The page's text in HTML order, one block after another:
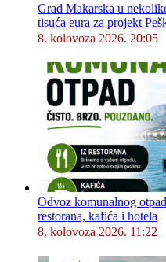
Grad Makarska u
tisuća eura za projekt
8. kolovoza 2026. 20:05
Odvoz komunalnog
restorana, kafića i hotela
8. kolovoza 2026. 11:22